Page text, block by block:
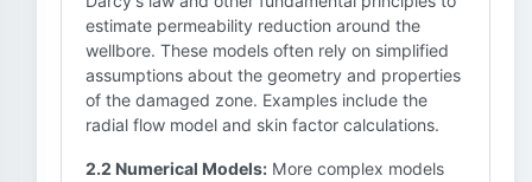
estimate permeability reduction around the
wellbore. These models often rely on simplified
assumptions about the geometry and properties
of the damaged zone. Examples include the
radial flow model and skin factor calculations.
2.2 Numerical Models: More complex models